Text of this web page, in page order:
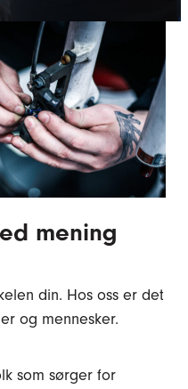
mening
din. Hos oss er det
og mennesker.
som sørger for